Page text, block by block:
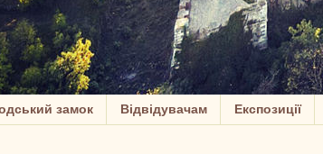
замок Відвідувачам Експозиції